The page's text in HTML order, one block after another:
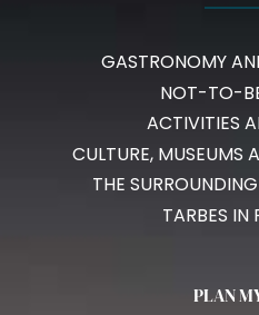
GASTRONOMY
NOT-TO-
ACTIVITIES
CULTURE, MUSEUMS
THE
TARBES IN
PLAN